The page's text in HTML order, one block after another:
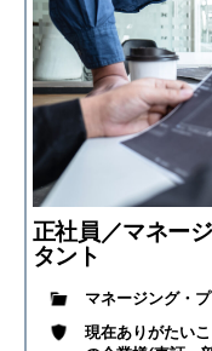
正社員／マネー
タント
マネージング・
現在ありがたい